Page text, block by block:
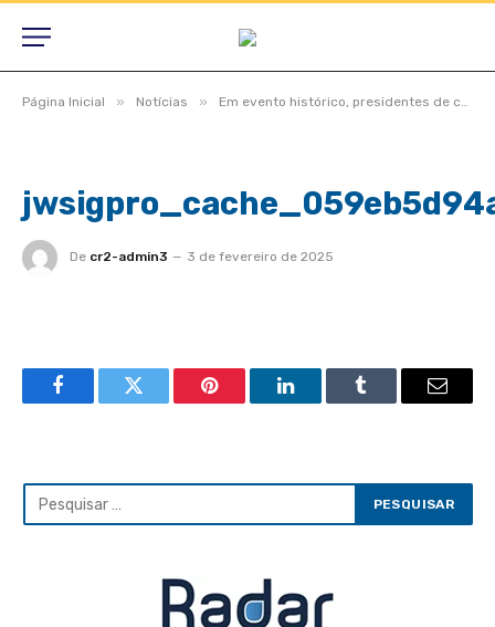
Página Inicial » Notícias » Em evento histórico, presidentes de câmaras lotam auditório do TCE-MT para primeira edição do Interage 2023
De cr2-admin3 3 de fevereiro de 2025
FacebookTwitter Pinterest LinkedInTumblr Email